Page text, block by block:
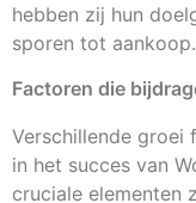
hebben zij hun
sporen tot aankoop.
Factoren die
Verschillende groei
in het succes van
cruciale elementen